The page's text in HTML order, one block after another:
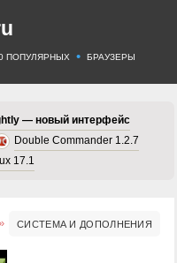
ПОПУЛЯРНЫХ • БРАУЗЕРЫ
— новый интерфейс
Double Commander 1.2.7
17.1
СИСТЕМА И ДОПОЛНЕНИЯ